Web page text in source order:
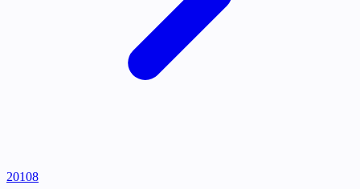
20108